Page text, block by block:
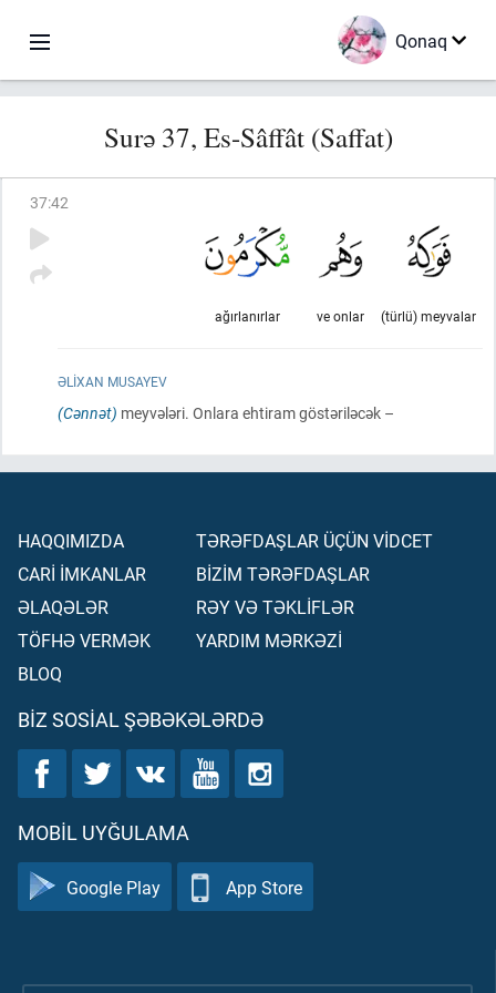
Qonaq
Surə 37, Es-Sâffât (Saffat)
37:42
(türlü) meyvalar
ve onlar
ağırlanırlar
ƏLIXAN MUSAYEV
(Cənnət) meyvələri. Onlara ehtiram göstəriləcək –
HAQQIMIZDA
CARİ İMKANLAR
ƏLAQƏLƏR
TÖFHƏ VERMƏK
BLOQ
TƏRƏFDAŞLAR ÜÇÜN VİDCET
BİZİM TƏRƏFDAŞLAR
RƏY VƏ TƏKLİFLƏR
YARDIM MƏRKƏZİ
BIZ SOSIAL ŞƏBƏKƏLƏRDƏ
MOBIL UYĞULAMA
Google Play App Store